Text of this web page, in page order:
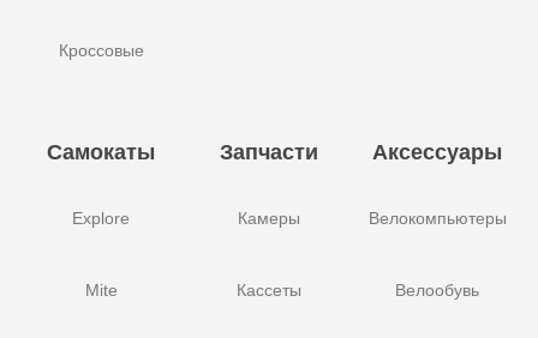
Кроссовые
Самокаты
Explore
Mite
Запчасти
Камеры
Кассеты
Аксессуары
Велокомпьютеры
Велообувь